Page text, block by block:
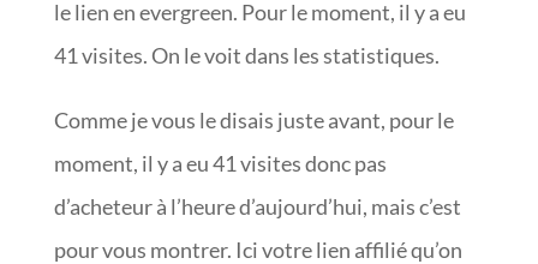
le lien en evergreen. Pour le moment, il y a eu
41 visites. On le voit dans les statistiques.
Comme je vous le disais juste avant, pour le
moment, il y a eu 41 visites donc pas
d’acheteur à l’heure d’aujourd’hui, mais c’est
pour vous montrer. Ici votre lien affilié qu’on